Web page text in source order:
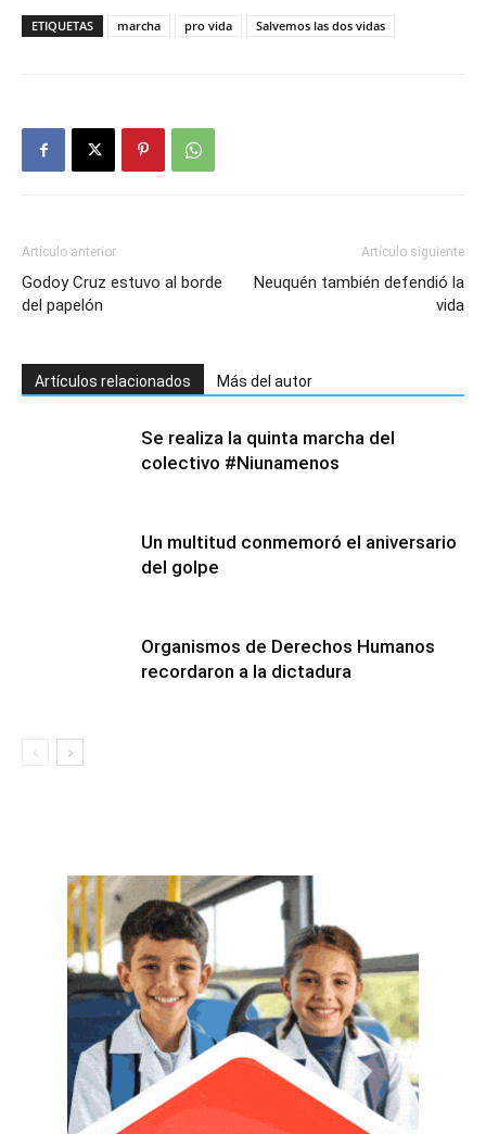
ETIQUETAS marcha pro vida Salvemos las dos vidas
Artículo anterior
Godoy Cruz estuvo al borde
del papelón
Artículo siguiente
Neuquén también defendió la
vida
Artículos relacionados Más del autor
Se realiza la quinta marcha del
colectivo #Niunamenos
Un multitud conmemoró el aniversario
del golpe
Organismos de Derechos Humanos
recordaron a la dictadura